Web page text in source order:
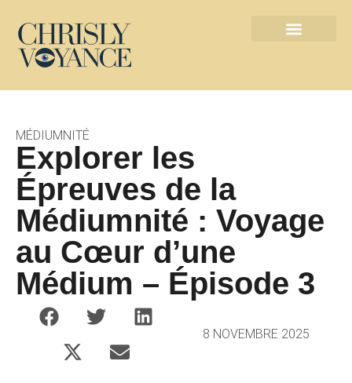
MÉDIUMNITÉ
Explorer les
Épreuves de la
Médiumnité : Voyage
au Cœur d’une
Médium – Épisode 3
8 NOVEMBRE 2025